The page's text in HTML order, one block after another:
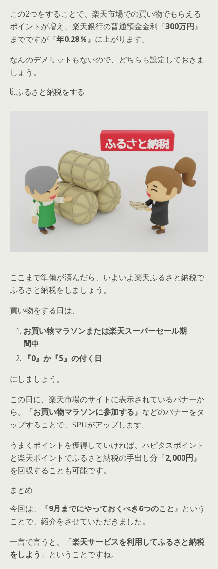
この2つをすることで、楽天市場での買い物でもらえる
ポイントが増え、楽天銀行の普通預金金利『300万円』
までですが『年0.28％』に上がります。
なんのデメリットもないので、どちらも設定しておきま
しょう。
6. ふるさと納税をする
ここまで準備が済んだら、いよいよ楽天ふるさと納税で
ふるさと納税をしましょう。
買い物をする日は、
お買い物マラソンまたは楽天スーパーセール期
間中
『0』か『5』の付く日
にしましょう。
この日に、楽天市場のサイトに表示されているバナーか
ら、『お買い物マラソンに参加する』などのバナーをタ
ップすることで、SPUがアップします。
うまくポイントを獲得していければ、ハピタスポイント
と楽天ポイントでふるさと納税の手出し分『2,000円』
を回収することも可能です。
まとめ
今回は、『9月までにやっておくべき6つのこと』という
ことで、紹介をさせていただきました。
一言で言うと、「楽天サービスを利用してふるさと納税
をしよう 」ということですね。